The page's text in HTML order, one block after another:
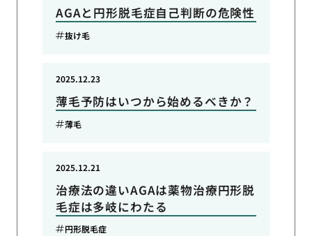
AGAと円形脱毛症自己判断の危険性
抜け毛
薄毛予防はいつから始めるべきか？
2025.12.23
薄毛
治療法の違いAGAは薬物治療円形脱
毛症は多岐にわたる
2025.12.21
円形脱毛症